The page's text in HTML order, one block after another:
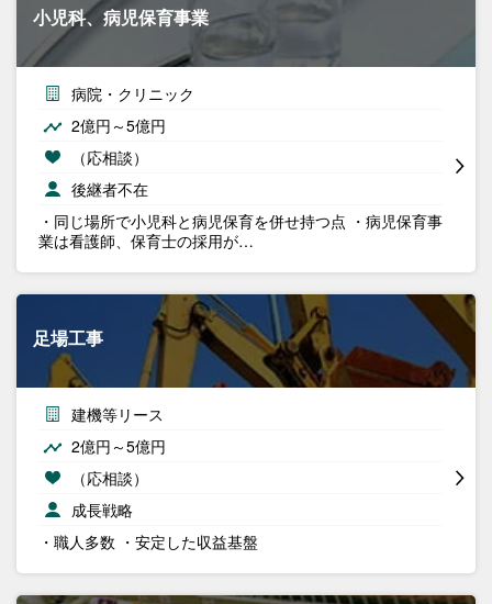
小児科、病児保育事業
病院・クリニック
2億円～5億円
（応相談）
後継者不在
・同じ場所で小児科と病児保育を併せ持つ点 ・病児保育事
業は看護師、保育士の採用が…
足場工事
建機等リース
2億円～5億円
（応相談）
成長戦略
・職人多数 ・安定した収益基盤